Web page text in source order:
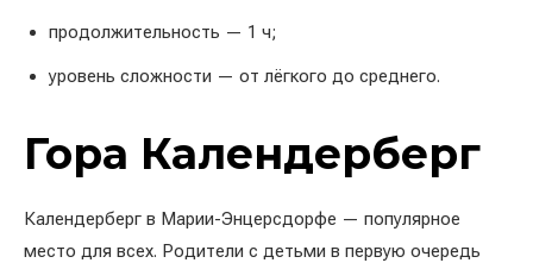
продолжительность — 1 ч;
уровень сложности — от лёгкого до среднего.
Гора Календерберг
Календерберг в Марии-Энцерсдорфе — популярное
место для всех. Родители с детьми в первую очередь